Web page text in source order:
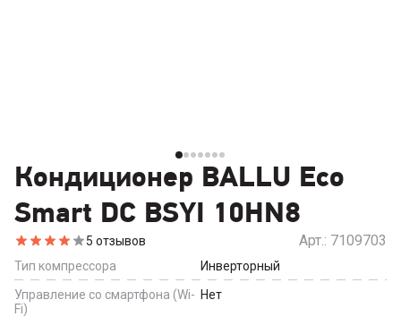
Кондиционер BALLU Eco
Smart DC BSYI 10HN8
5 отзывов Арт.: 7109703
Тип компрессора
Инверторный
Управление со смартфона (Wi-
Fi)
Нет